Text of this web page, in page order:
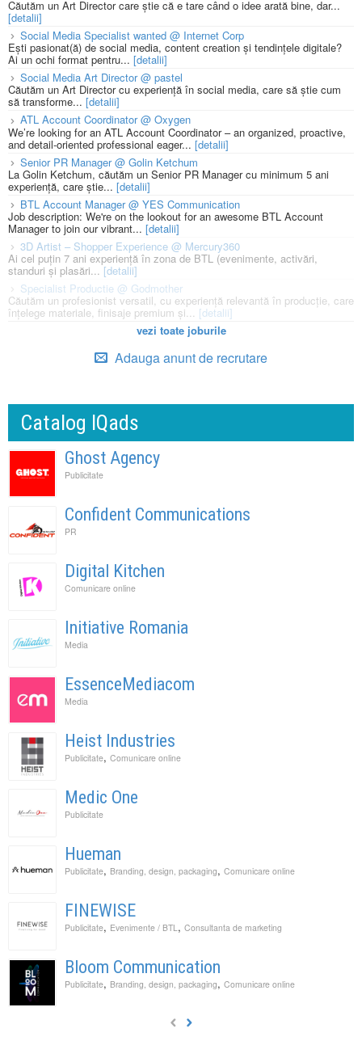
Căutăm un Art Director care știe că e tare când o idee arată bine, dar...
[detalii]
Social Media Specialist wanted @ Internet Corp
Ești pasionat(ă) de social media, content creation și tendințele digitale?
Ai un ochi format pentru... [detalii]
Social Media Art Director @ pastel
Căutăm un Art Director cu experiență în social media, care să știe cum
să transforme... [detalii]
ATL Account Coordinator @ Oxygen
We’re looking for an ATL Account Coordinator – an organized, proactive,
and detail-oriented professional eager... [detalii]
Senior PR Manager @ Golin Ketchum
La Golin Ketchum, căutăm un Senior PR Manager cu minimum 5 ani
experiență, care știe... [detalii]
BTL Account Manager @ YES Communication
Job description: We're on the lookout for an awesome BTL Account
Manager to join our vibrant... [detalii]
3D Artist – Shopper Experience @ Mercury360
Ai cel puțin 7 ani experiență în zona de BTL (evenimente, activări,
standuri și plasări...[detalii]
Specialist Productie @ Godmother
Căutăm un profesionist versatil, cu experiență relevantă în producție, care
înțelege materiale, finisaje premium și... [detalii]
vezi toate joburile
Adauga anunt de recrutare
Catalog IQads
Ghost Agency
Publicitate
Confident Communications
PR
Digital Kitchen
Comunicare online
Initiative Romania
Media
EssenceMediacom
Media
Heist Industries
Publicitate, Comunicare online
Medic One
Publicitate
Hueman
Publicitate, Branding, design, packaging, Comunicare online
FINEWISE
Publicitate, Evenimente / BTL , Consultanta de marketing
Bloom Communication
Publicitate, Branding, design, packaging, Comunicare online